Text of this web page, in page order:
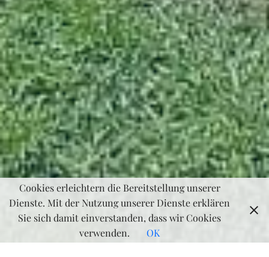
Cookies erleichtern die Bereitstellung unserer
Dienste. Mit der Nutzung unserer Dienste erklären
Sie sich damit einverstanden, dass wir Cookies
verwenden.
OK